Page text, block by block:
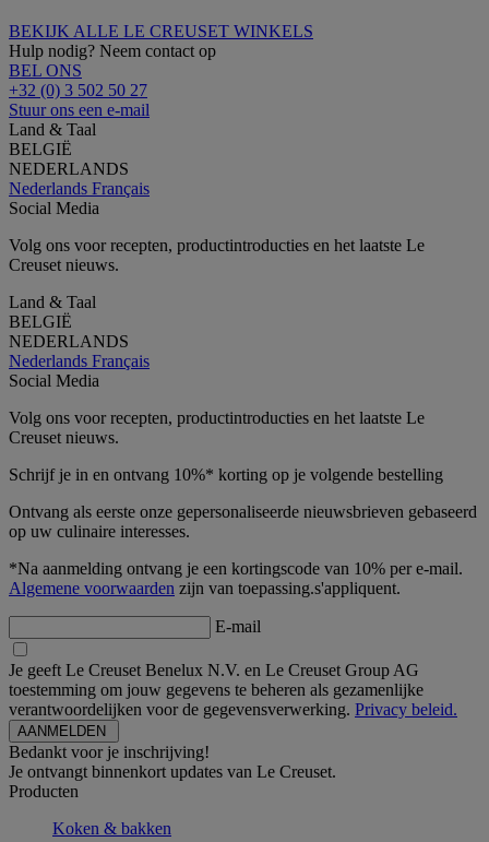
BEKIJK ALLE LE CREUSET WINKELS
Hulp nodig? Neem contact op
BEL ONS
+32 (0) 3 502 50 27
Stuur ons een e-mail
Land & Taal
BELGIË
NEDERLANDS
Nederlands Français
Social Media
Volg ons voor recepten, productintroducties en het laatste Le
Creuset nieuws.
Land & Taal
BELGIË
NEDERLANDS
Nederlands Français
Social Media
Volg ons voor recepten, productintroducties en het laatste Le
Creuset nieuws.
Schrijf je in en ontvang 10%* korting op je volgende bestelling
Ontvang als eerste onze gepersonaliseerde nieuwsbrieven gebaseerd
op uw culinaire interesses.
*Na aanmelding ontvang je een kortingscode van 10% per e-mail.
Algemene voorwaarden zijn van toepassing.s'appliquent.
E-mail
Je geeft Le Creuset Benelux N.V. en Le Creuset Group AG
toestemming om jouw gegevens te beheren als gezamenlijke
verantwoordelijken voor de gegevensverwerking. Privacy beleid.
Bedankt voor je inschrijving!
Je ontvangt binnenkort updates van Le Creuset.
Producten
Koken & bakken